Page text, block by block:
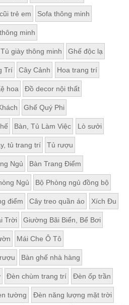
trẻ em Sofa thông minh
minh
Tủ giày thông minh Ghế độc lạ
Trí Cây Cảnh Hoa trang trí
hoa Đồ decor nội thất
Ghế Quý Phi
Bàn, Tủ Làm Việc Lò sưởi
tủ trang trí Tủ rượu
Ngủ Bàn Trang Điểm
Ngủ Bộ Phòng ngủ đồng bộ
điểm Cây treo quần áo Xích Đu
Trời Giường Bãi Biển, Bể Bơi
Mái Che Ô Tô
Bàn ghế nhà hàng
Đèn chùm trang trí Đèn ốp trần
tường Đèn năng lượng mặt trời